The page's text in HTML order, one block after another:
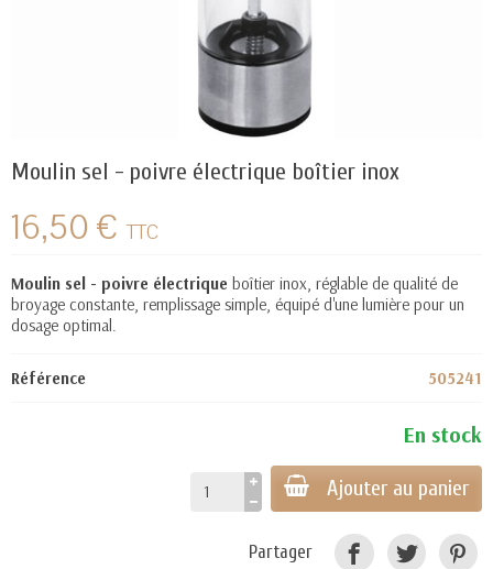
Moulin sel - poivre électrique boîtier inox
16,50 € TTC
Moulin sel - poivre électrique boîtier inox, réglable de qualité de
broyage constante, remplissage simple, équipé d'une lumière pour un
dosage optimal.
Référence 505241
En stock
Ajouter au panier
Partager